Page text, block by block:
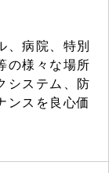
、病院、特別
の様々な場所
システム、防
ンスを良心価